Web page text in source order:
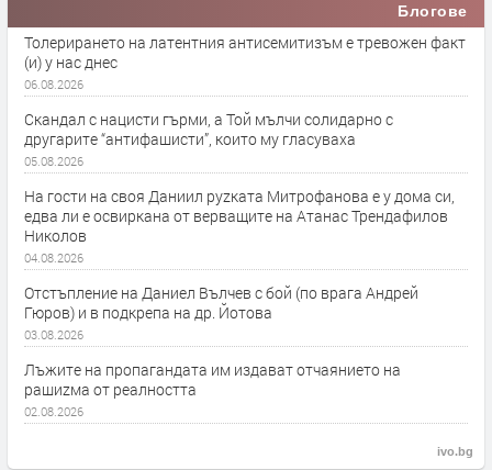
Блогове
Толерирането на латентния антисемитизъм е тревожен факт
(и) у нас днес
06.08.2026
Скандал с нацисти гърми, а Той мълчи солидарно с
другарите “антифашисти”, които му гласуваха
05.08.2026
На гости на своя Даниил руzката Митрофанова е у дома си,
едва ли е освиркана от верващите на Атанас Трендафилов
Николов
04.08.2026
Отстъпление на Даниел Вълчев с бой (по врага Андрей
Гюров) и в подкрепа на др. Йотова
03.08.2026
Лъжите на пропагандата им издават отчаянието на
рашиzма от реалността
02.08.2026
ivo.bg